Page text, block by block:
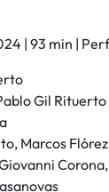
| 93 min |
Gil Rituerto
Marcos Flórez